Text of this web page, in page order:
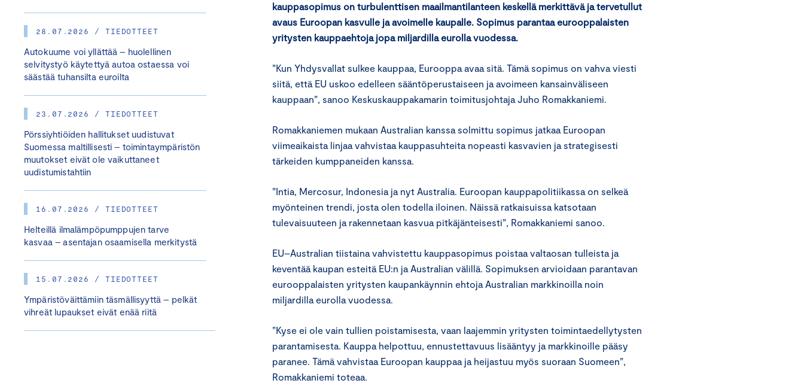
28.07.2026 / TIEDOTTEET
Autokuume voi yllättää – huolellinen
selvitystyö käytettyä autoa ostaessa voi
säästää tuhansilta euroilta
23.07.2026 / TIEDOTTEET
Pörssiyhtiöiden hallitukset uudistuvat
Suomessa maltillisesti – toimintaympäristön
muutokset eivät ole vaikuttaneet
uudistumistahtiin
16.07.2026 / TIEDOTTEET
Helteillä ilmalämpöpumppujen tarve
kasvaa – asentajan osaamisella merkitystä
15.07.2026 / TIEDOTTEET
Ympäristöväittämiin täsmällisyyttä – pelkät
vihreät lupaukset eivät enää riitä
kauppasopimus on turbulenttisen maailmantilanteen keskellä merkittävä ja tervetullut
avaus Euroopan kasvulle ja avoimelle kaupalle. Sopimus parantaa eurooppalaisten
yritysten kauppaehtoja jopa miljardilla eurolla vuodessa.
”Kun Yhdysvallat sulkee kauppaa, Eurooppa avaa sitä. Tämä sopimus on vahva viesti
siitä, että EU uskoo edelleen sääntöperustaiseen ja avoimeen kansainväliseen
kauppaan”, sanoo Keskuskauppakamarin toimitusjohtaja Juho Romakkaniemi.
Romakkaniemen mukaan Australian kanssa solmittu sopimus jatkaa Euroopan
viimeaikaista linjaa vahvistaa kauppasuhteita nopeasti kasvavien ja strategisesti
tärkeiden kumppaneiden kanssa.
”Intia, Mercosur, Indonesia ja nyt Australia. Euroopan kauppapolitiikassa on selkeä
myönteinen trendi, josta olen todella iloinen. Näissä ratkaisuissa katsotaan
tulevaisuuteen ja rakennetaan kasvua pitkäjänteisesti”, Romakkaniemi sanoo.
EU–Australian tiistaina vahvistettu kauppasopimus poistaa valtaosan tulleista ja
keventää kaupan esteitä EU:n ja Australian välillä. Sopimuksen arvioidaan parantavan
eurooppalaisten yritysten kaupankäynnin ehtoja Australian markkinoilla noin
miljardilla eurolla vuodessa.
”Kyse ei ole vain tullien poistamisesta, vaan laajemmin yritysten toimintaedellytysten
parantamisesta. Kauppa helpottuu, ennustettavuus lisääntyy ja markkinoille pääsy
paranee. Tämä vahvistaa Euroopan kauppaa ja heijastuu myös suoraan Suomeen”,
Romakkaniemi toteaa.